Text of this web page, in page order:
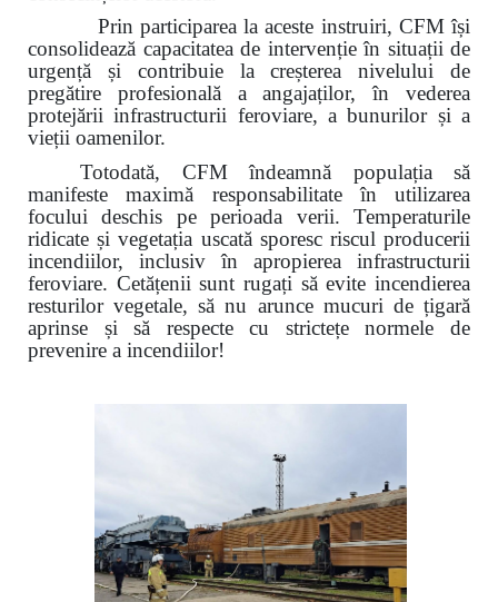
Prin participarea la aceste instruiri, CFM își
consolidează capacitatea de intervenție în situații de
urgență și contribuie la creșterea nivelului de
pregătire profesională a angajaților, în vederea
protejării infrastructurii feroviare, a bunurilor și a
vieții oamenilor.
Totodată, CFM îndeamnă populația să
manifeste maximă responsabilitate în utilizarea
focului deschis pe perioada verii. Temperaturile
ridicate și vegetația uscată sporesc riscul producerii
incendiilor, inclusiv în apropierea infrastructurii
feroviare. Cetățenii sunt rugați să evite incendierea
resturilor vegetale, să nu arunce mucuri de țigară
aprinse și să respecte cu strictețe normele de
prevenire a incendiilor!